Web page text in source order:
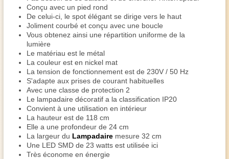
Conçu avec un pied rond
De celui-ci, le spot élégant se dirige vers le haut
Joliment courbé et conçu avec une boucle
Vous obtenez ainsi une répartition uniforme de la
lumière
Le matériau est le métal
La couleur est en nickel mat
La tension de fonctionnement est de 230V / 50 Hz
S'adapte aux prises de courant habituelles
Avec une classe de protection 2
Le lampadaire décoratif a la classification IP20
Convient à une utilisation en intérieur
La hauteur est de 118 cm
Elle a une profondeur de 24 cm
La largeur du Lampadaire mesure 32 cm
Une LED SMD de 23 watts est utilisée ici
Très économe en énergie